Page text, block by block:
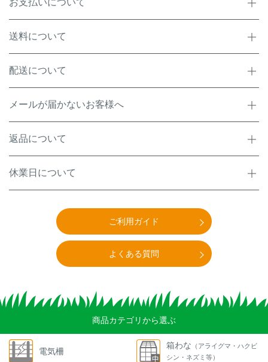
送料について
配送について
メールが届かないお客様へ
返品について
休業日について
ご利用ガイド
よくある質問
商品カテゴリから選ぶ
電気柵
箱わな （アライグマ・ハクビ
シン・ネズミ等）